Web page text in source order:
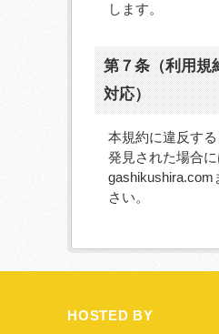
します。
第７条（利用規
対応）
本規約に違反す
発見された場合
gashikushira.com
さい。
HOSTED BY